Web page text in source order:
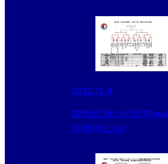
2022.12.4
第16回日本少年野球
奈川1年生大会